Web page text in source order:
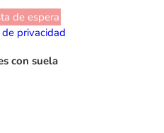
de espera
privacidad
con suela